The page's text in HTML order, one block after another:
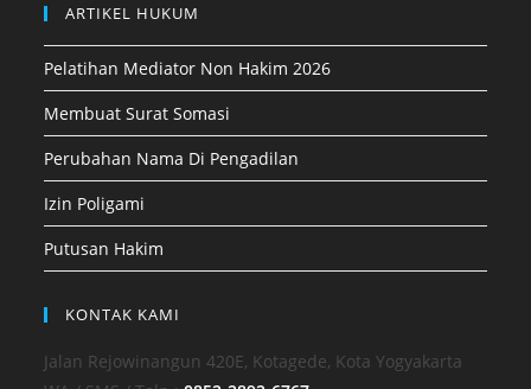
ARTIKEL HUKUM
Pelatihan Mediator Non Hakim 2026
Membuat Surat Somasi
Perubahan Nama Di Pengadilan
Izin Poligami
Putusan Hakim
KONTAK KAMI
Jalan Rejowinangun 420E, Kotagede, Kota Yogyakarta